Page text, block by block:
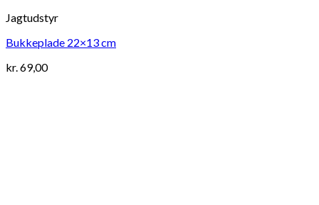
Jagtudstyr
Bukkeplade 22×13 cm
kr.69,00